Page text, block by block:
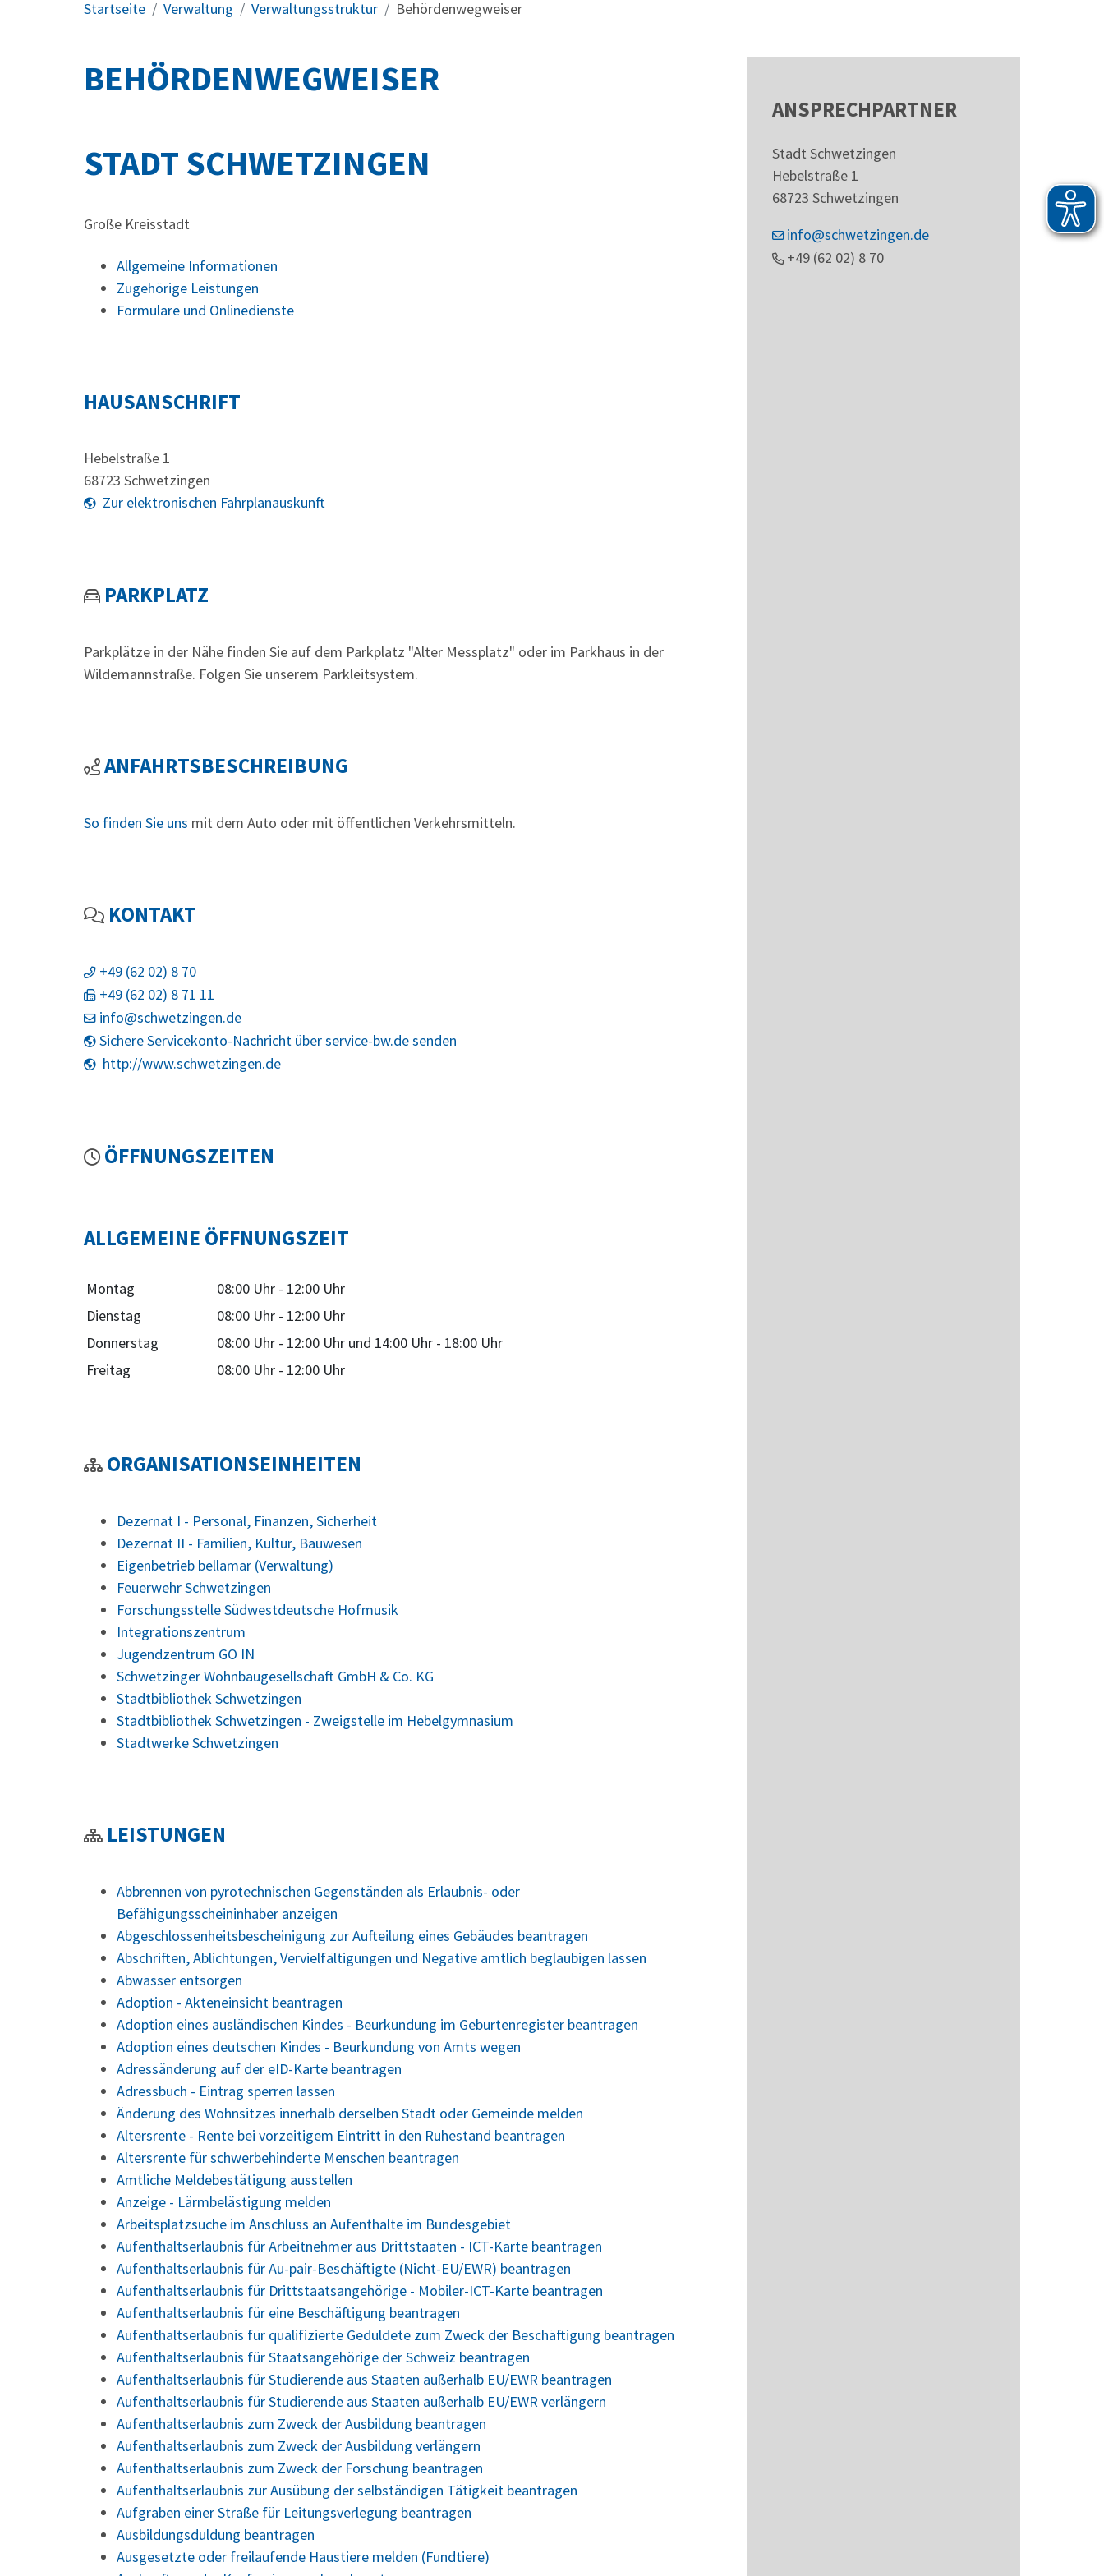
Startseite Verwaltung Verwaltungsstruktur Behördenwegweiser
BEHÖRDENWEGWEISER
STADT SCHWETZINGEN
Große Kreisstadt
Allgemeine Informationen
Zugehörige Leistungen
Formulare und Onlinedienste
HAUSANSCHRIFT
Hebelstraße 1
68723 Schwetzingen
Zur elektronischen Fahrplanauskunft
PARKPLATZ
Parkplätze in der Nähe finden Sie auf dem Parkplatz "Alter Messplatz" oder im Parkhaus in der
Wildemannstraße. Folgen Sie unserem Parkleitsystem.
ANFAHRTSBESCHREIBUNG
So finden Sie uns mit dem Auto oder mit öffentlichen Verkehrsmitteln.
KONTAKT
+49 (62 02) 8 70
+49 (62 02) 8 71 11
info@schwetzingen.de
Sichere Servicekonto-Nachricht über service-bw.de senden
http://www.schwetzingen.de
ÖFFNUNGSZEITEN
ALLGEMEINE ÖFFNUNGSZEIT
Montag 08:00 Uhr - 12:00 Uhr
Dienstag
08:00 Uhr - 12:00 Uhr
Donnerstag
08:00 Uhr - 12:00 Uhr und 14:00 Uhr - 18:00 Uhr
Freitag
08:00 Uhr - 12:00 Uhr
ORGANISATIONSEINHEITEN
Dezernat I - Personal, Finanzen, Sicherheit
Dezernat II - Familien, Kultur, Bauwesen
Eigenbetrieb bellamar (Verwaltung)
Feuerwehr Schwetzingen
Forschungsstelle Südwestdeutsche Hofmusik
Integrationszentrum
Jugendzentrum GO IN
Schwetzinger Wohnbaugesellschaft GmbH & Co. KG
Stadtbibliothek Schwetzingen
Stadtbibliothek Schwetzingen - Zweigstelle im Hebelgymnasium
Stadtwerke Schwetzingen
LEISTUNGEN
Abbrennen von pyrotechnischen Gegenständen als Erlaubnis- oder
Befähigungsscheininhaber anzeigen
Abgeschlossenheitsbescheinigung zur Aufteilung eines Gebäudes beantragen
Abschriften, Ablichtungen, Vervielfältigungen und Negative amtlich beglaubigen lassen
Abwasser entsorgen
Adoption - Akteneinsicht beantragen
Adoption eines ausländischen Kindes - Beurkundung im Geburtenregister beantragen
Adoption eines deutschen Kindes - Beurkundung von Amts wegen
Adressänderung auf der eID-Karte beantragen
Adressbuch - Eintrag sperren lassen
Änderung des Wohnsitzes innerhalb derselben Stadt oder Gemeinde melden
Altersrente - Rente bei vorzeitigem Eintritt in den Ruhestand beantragen
Altersrente für schwerbehinderte Menschen beantragen
Amtliche Meldebestätigung ausstellen
Anzeige - Lärmbelästigung melden
Arbeitsplatzsuche im Anschluss an Aufenthalte im Bundesgebiet
Aufenthaltserlaubnis für Arbeitnehmer aus Drittstaaten - ICT-Karte beantragen
Aufenthaltserlaubnis für Au-pair-Beschäftigte (Nicht-EU/EWR) beantragen
Aufenthaltserlaubnis für Drittstaatsangehörige - Mobiler-ICT-Karte beantragen
Aufenthaltserlaubnis für eine Beschäftigung beantragen
Aufenthaltserlaubnis für qualifizierte Geduldete zum Zweck der Beschäftigung beantragen
Aufenthaltserlaubnis für Staatsangehörige der Schweiz beantragen
Aufenthaltserlaubnis für Studierende aus Staaten außerhalb EU/EWR beantragen
Aufenthaltserlaubnis für Studierende aus Staaten außerhalb EU/EWR verlängern
Aufenthaltserlaubnis zum Zweck der Ausbildung beantragen
Aufenthaltserlaubnis zum Zweck der Ausbildung verlängern
Aufenthaltserlaubnis zum Zweck der Forschung beantragen
Aufenthaltserlaubnis zur Ausübung der selbständigen Tätigkeit beantragen
Aufgraben einer Straße für Leitungsverlegung beantragen
Ausbildungsduldung beantragen
Ausgesetzte oder freilaufende Haustiere melden (Fundtiere)
ANSPRECHPARTNER
Stadt Schwetzingen
Hebelstraße 1
68723 Schwetzingen
info@schwetzingen.de
+49 (62 02) 8 70